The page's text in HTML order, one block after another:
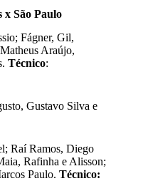
x São Paulo
Fágner, Gil,
Araújo,
Técnico:
Gustavo Silva e
Raí Ramos, Diego
Rafinha e Alisson;
Paulo. Técnico: